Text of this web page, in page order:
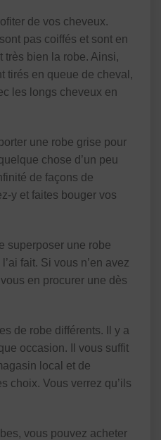
de vos cheveux.
pas coiffés et sont en
très bien la robe. Ainsi,
tirés en queue de cheval,
les longs cheveux en
une robe grise pour
chose d’un peu
de façons de
y et faites bouger vos
superposer une robe
fait. Si vous n’en avez
en procurer une dès
de robe différents. Il y a
occasion. Il vous suffit
local et de
choix. Vous verrez qu’ils
vous pouvez acheter